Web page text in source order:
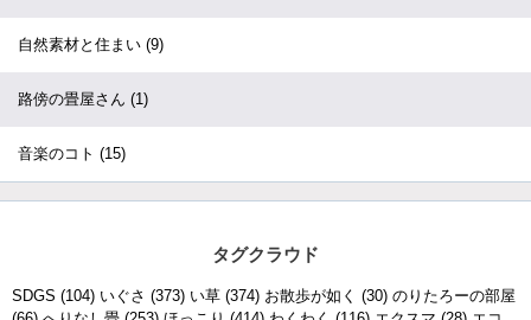
自然素材と住まい (9)
路傍の畳屋さん (1)
音楽のコト (15)
タグクラウド
SDGS (104) いぐさ (373) い草 (374) お散歩が如く (30) のりたろーの部屋